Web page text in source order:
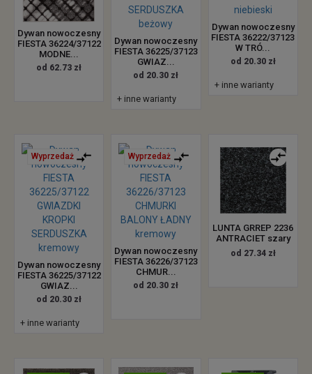
Dywan nowoczesny
FIESTA 36224/37122
MODNE...
od 62.73 zł
Dywan nowoczesny
FIESTA 36225/37123
GWIAZ...
od 20.30 zł
+ inne warianty
Dywan nowoczesny
FIESTA 36222/37123
W TRÓ...
od 20.30 zł
+ inne warianty
Wyprzedaż
Dywan nowoczesny
FIESTA 36225/37122
GWIAZ...
od 20.30 zł
+ inne warianty
Wyprzedaż
Dywan nowoczesny
FIESTA 36226/37123
CHMUR...
od 20.30 zł
LUNTA GRREP 2236
ANTRACIET szary
od 27.34 zł